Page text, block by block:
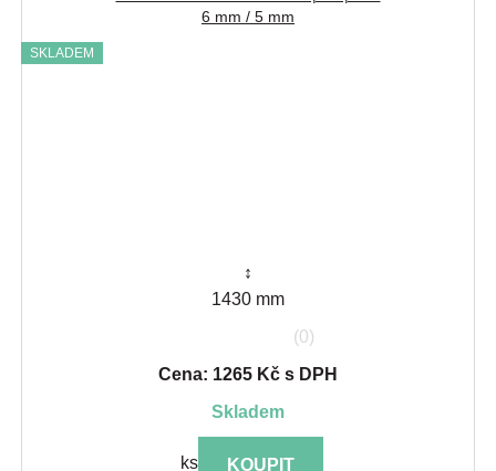
6 mm / 5 mm
SKLADEM
↕
1430 mm
(0)
Cena: 1265 Kč s DPH
skladem
ks KOUPIT